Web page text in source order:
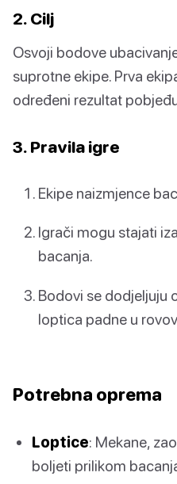
2. Cilj
Osvoji bodove
suprotne ekipe. Prva
određeni rezultat
3. Pravila igre
Ekipe naizmjence
Igrači mogu stajati
bacanja.
Bodovi se dodjeljuju
loptica padne u
Potrebna oprema
Loptice: Mekane,
boljeti prilikom